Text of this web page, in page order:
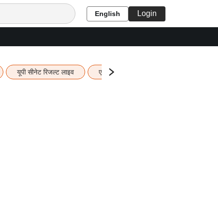
English Login
यूपी सीनेट रिजल्ट लाइव एचबीएसई 12वीं का रिजल्ट लाइव